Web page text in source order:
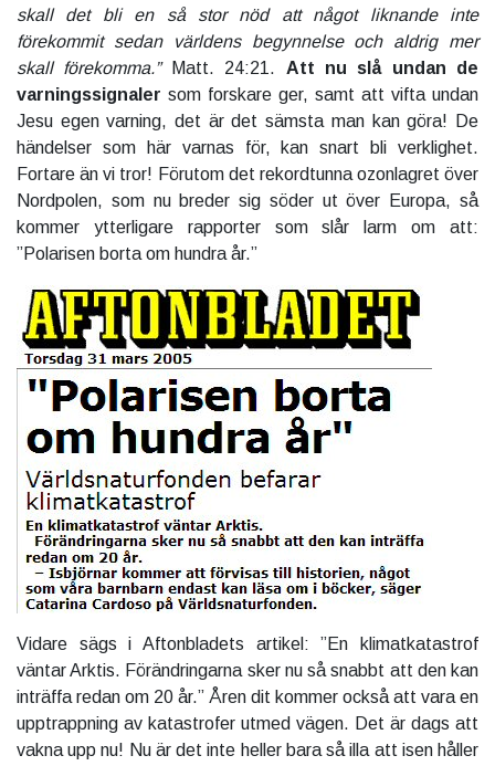
skall det bli en så stor nöd att något liknande inte
förekommit sedan världens begynnelse och aldrig mer
skall förekomma.” Matt. 24:21. Att nu slå undan de
varningssignaler som forskare ger, samt att vifta undan
Jesu egen varning, det är det sämsta man kan göra! De
händelser som här varnas för, kan snart bli verklighet.
Fortare än vi tror! Förutom det rekordtunna ozonlagret över
Nordpolen, som nu breder sig söder ut över Europa, så
kommer ytterligare rapporter som slår larm om att:
”Polarisen borta om hundra år.”
Vidare sägs i Aftonbladets artikel: ”En klimatkatastrof
väntar Arktis. Förändringarna sker nu så snabbt att den kan
inträffa redan om 20 år.” Åren dit kommer också att vara en
upptrappning av katastrofer utmed vägen. Det är dags att
vakna upp nu! Nu är det inte heller bara så illa att isen håller